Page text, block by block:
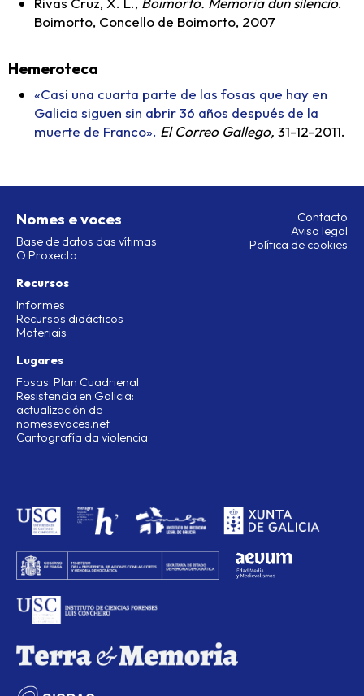
Boimorto, Concello de Boimorto, 2007
Hemeroteca
«Casi una cuarta parte de las fosas que hay en
Galicia siguen sin abrir 36 años después de la
muerte de Franco». El Correo Gallego, 31-12-2011.
Nomes e voces
Base de datos das vítimas
O Proxecto
Recursos
Informes
Recursos didácticos
Materiais
Lugares
Fosas: Plan Cuadrienal
Resistencia en Galicia:
actualización de
nomesevoces.net
Cartografía da violencia
Contacto
Aviso legal
Política de cookies